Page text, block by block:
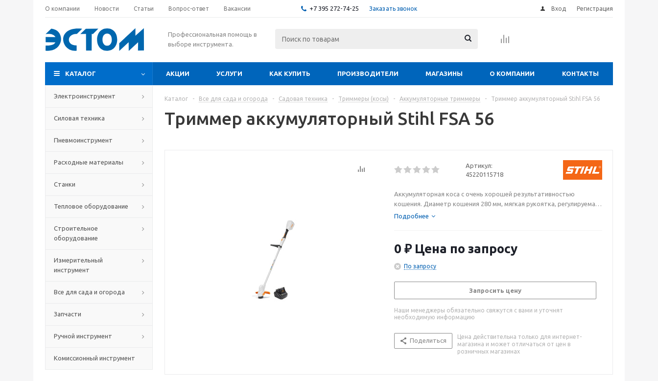
О компании Новости Статьи Вопрос-ответ Вакансии +7 395 272-74-25 Заказать звонок Вход Регистрация
Профессиональная помощь в
выборе инструмента.
КАТАЛОГ АКЦИИ УСЛУГИ КАК КУПИТЬ ПРОИЗВОДИТЕЛИ МАГАЗИНЫ О КОМПАНИИ КОНТАКТЫ
Электроинструмент
Силовая техника
Пневмоинструмент
Расходные материалы
Станки
Тепловое оборудование
Строительное
оборудование
Измерительный
инструмент
Все для сада и огорода
Запчасти
Ручной инструмент
Комиссионный инструмент
Каталог - Все для сада и огорода - Садовая техника - Триммеры (косы) - Аккумуляторные триммеры - Триммер аккумуляторный Stihl FSA 56
Триммер аккумуляторный Stihl FSA 56
Артикул:
45220115718
Аккумуляторная коса с очень хорошей результативностью
кошения. Диаметр кошения 280 мм, мягкая рукоятка, регулируемая
рукоятка, косильная головка регулируется по длине лески касанием
Подробнее
0 ₽ Цена по запросу
По запросу
Запросить цену
Наши менеджеры обязательно свяжутся с вами и уточнят
необходимую информацию
Поделиться
Цена действительна только для интернет-
магазина и может отличаться от цен в
розничных магазинах